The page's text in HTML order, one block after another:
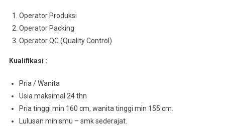
Operator Produksi
Operator Packing
Operator QC (Quality Control)
Kualifikasi :
Pria / Wanita
Usia maksimal 24 thn
Pria tinggi min 160 cm, wanita tinggi min 155 cm.
Lulusan min smu – smk sederajat.